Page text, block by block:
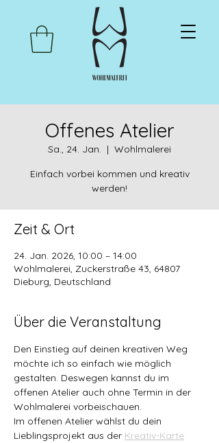
Offenes Atelier
Sa., 24. Jan.
  |
Wohlmalerei
Einfach vorbei kommen und kreativ
werden!
Zeit & Ort
24. Jan. 2026, 10:00 – 14:00
Wohlmalerei, Zuckerstraße 43, 64807
Dieburg, Deutschland
Über die Veranstaltung
Den Einstieg auf deinen kreativen Weg
möchte ich so einfach wie möglich
gestalten. Deswegen kannst du im
offenen Atelier auch ohne Termin in der
Wohlmalerei vorbeischauen.
Im offenen Atelier wählst du dein
Lieblingsprojekt aus der Kreativ-Karte